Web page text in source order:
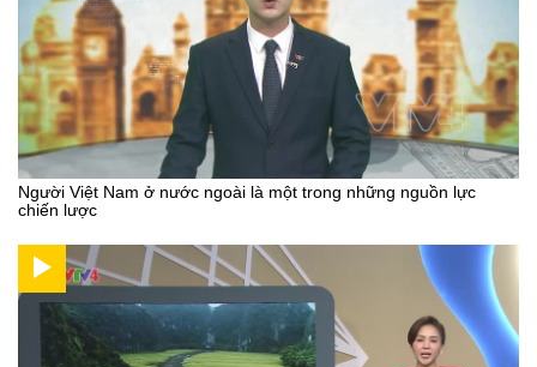
Người Việt Nam ở nước ngoài là một trong những nguồn lực
chiến lược